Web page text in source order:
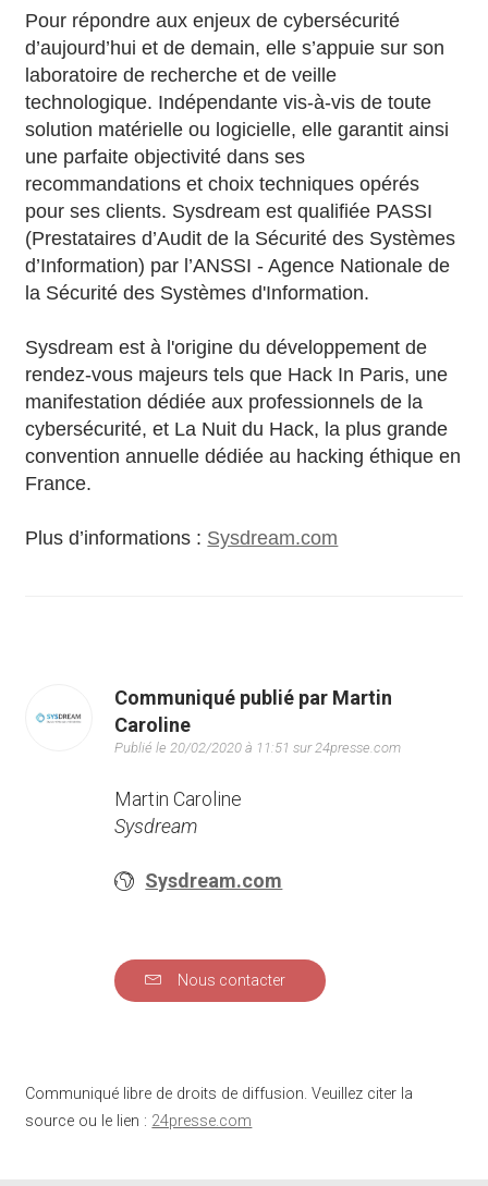
Pour répondre aux enjeux de cybersécurité
d’aujourd’hui et de demain, elle s’appuie sur son
laboratoire de recherche et de veille
technologique. Indépendante vis-à-vis de toute
solution matérielle ou logicielle, elle garantit ainsi
une parfaite objectivité dans ses
recommandations et choix techniques opérés
pour ses clients. Sysdream est qualifiée PASSI
(Prestataires d’Audit de la Sécurité des Systèmes
d’Information) par l’ANSSI - Agence Nationale de
la Sécurité des Systèmes d'Information.
Sysdream est à l'origine du développement de
rendez-vous majeurs tels que Hack In Paris, une
manifestation dédiée aux professionnels de la
cybersécurité, et La Nuit du Hack, la plus grande
convention annuelle dédiée au hacking éthique en
France.
Plus d’informations : Sysdream.com
Communiqué publié par Martin
Caroline
Publié le 20/02/2020 à 11:51 sur 24presse.com
Martin Caroline
Sysdream
Sysdream.com
Nous contacter
Communiqué libre de droits de diffusion. Veuillez citer la
source ou le lien : 24presse.com